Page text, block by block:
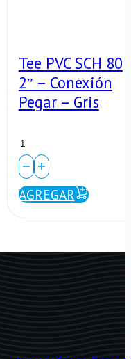
Tee PVC SCH 80
2″ – Conexión
Pegar – Gris
Tee
PVC
SCH
80
AGREGAR